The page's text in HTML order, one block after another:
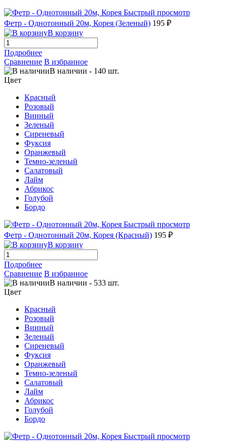
Быстрый просмотр
Фетр - Однотонный 20м, Корея (Зеленый) 195 ₽
В корзину
Подробнее
Сравнение В избранное
В наличии - 140 шт.
Цвет
Красный
Розовый
Винный
Зеленый
Сиреневый
Фуксия
Оранжевый
Темно-зеленый
Салатовый
Лайм
Абрикос
Голубой
Бордо
Быстрый просмотр
Фетр - Однотонный 20м, Корея (Красный) 195 ₽
В корзину
Подробнее
Сравнение В избранное
В наличии - 533 шт.
Цвет
Красный
Розовый
Винный
Зеленый
Сиреневый
Фуксия
Оранжевый
Темно-зеленый
Салатовый
Лайм
Абрикос
Голубой
Бордо
Быстрый просмотр